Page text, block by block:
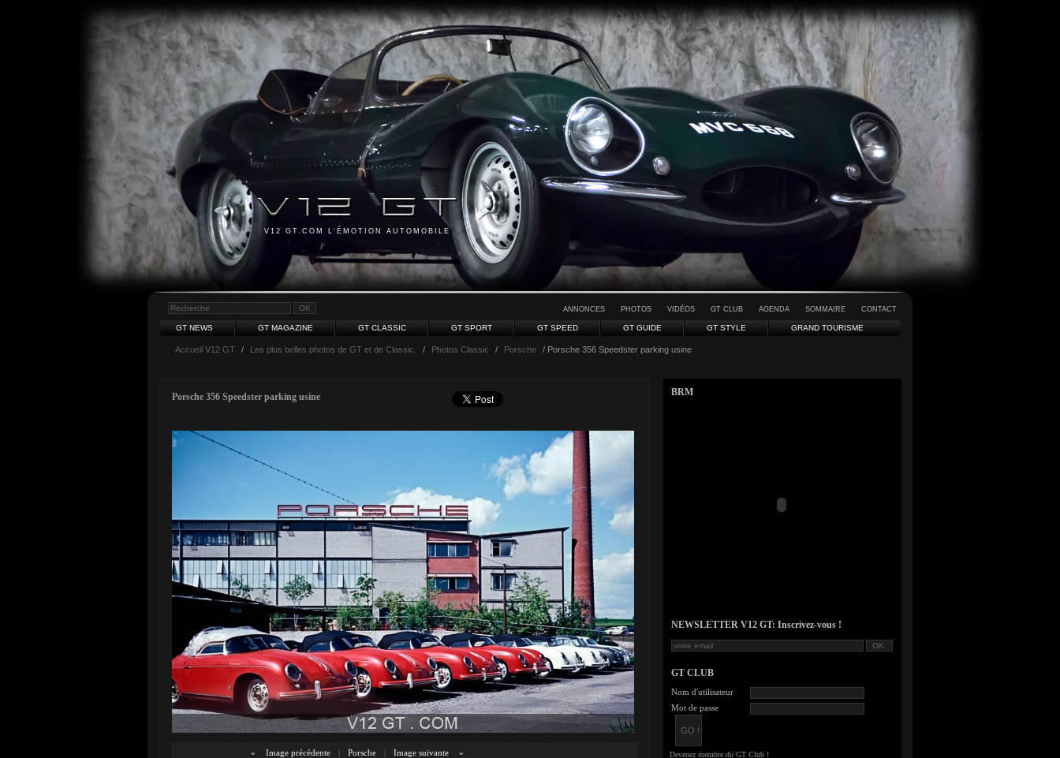
V12 GT.COM L'ÉMOTION AUTOMOBILE
ANNONCES PHOTOS VIDÉOS GT CLUB AGENDA SOMMAIRE CONTACT
GT NEWS GT MAGAZINE GT CLASSIC GT SPORT GT SPEED GT GUIDE GT STYLE GRAND TOURISME
Accueil V12 GT / Les plus belles photos de GT et de Classic. / Photos Classic / Porsche / Porsche 356 Speedster parking usine
Porsche 356 Speedster parking usine
« Image précédente | Porsche | Image suivante »
BRM
NEWSLETTER V12 GT: Inscrivez-vous !
GT CLUB
Nom d'utilisateur
Mot de passe